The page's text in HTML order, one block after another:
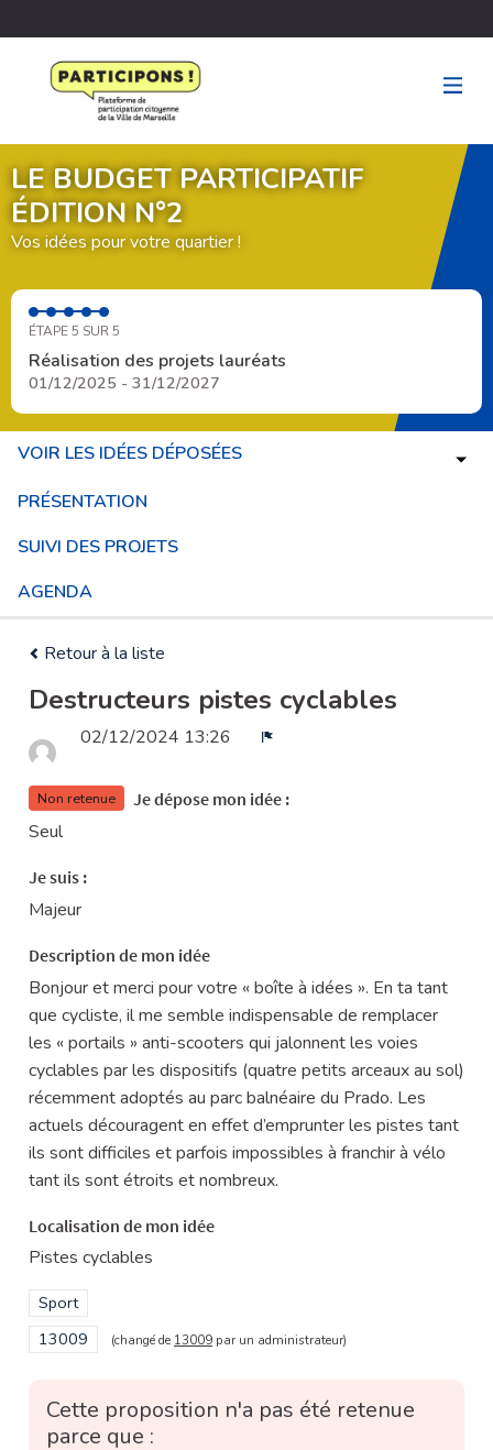
LE BUDGET PARTICIPATIF
ÉDITION N°2
Vos idées pour votre quartier !
ÉTAPE 5 SUR 5
Réalisation des projets lauréats
01/12/2025 - 31/12/2027
VOIR LES IDÉES DÉPOSÉES
PRÉSENTATION
SUIVI DES PROJETS
AGENDA
Retour à la liste
Destructeurs pistes cyclables
02/12/2024 13:26
Non retenue Je dépose mon idée :
Seul
Je suis :
Majeur
Description de mon idée
Bonjour et merci pour votre « boîte à idées ». En ta tant
que cycliste, il me semble indispensable de remplacer
les « portails » anti-scooters qui jalonnent les voies
cyclables par les dispositifs (quatre petits arceaux au sol)
récemment adoptés au parc balnéaire du Prado. Les
actuels découragent en effet d’emprunter les pistes tant
ils sont difficiles et parfois impossibles à franchir à vélo
tant ils sont étroits et nombreux.
Localisation de mon idée
Pistes cyclables
Filtrer les résultats de la catégorie : Sport
Sport
Filtrer les résultats pour le secteur : 13009
13009 (changé de 13009 par un administrateur)
Cette proposition n'a pas été retenue
parce que :